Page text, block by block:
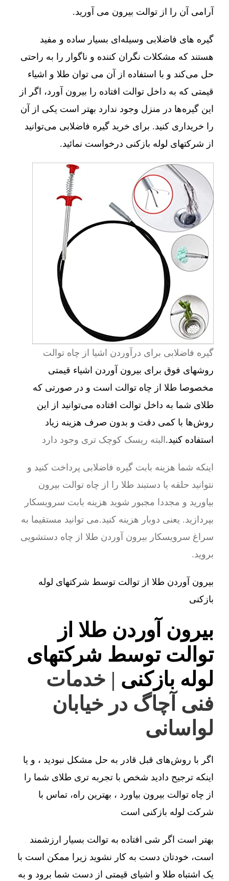
آرامی آن را از توالت بیرون می آورید.
گیره های فاضلابی وسیله‌ای بسیار ساده و مفید
هستند که مشکلات نگران کننده و ناگوار را به راحتی
حل می‌کند و با استفاده از آن می توان طلا و اشیاء
قیمتی که به داخل توالت افتاده را بیرون آورد، اگر از
این گیره‌ها در منزل وجود ندارد بهتر است یکی از آن
را خریداری کنید. برای خرید گیره فاضلابی می‌توانید
از شرکتهای لوله بازکنی درخواست نمائید.
گیره فاضلابی برای درآوردن اشیا از چاه توالت
روشهای فوق برای بیرون آوردن اشیاء قیمتی
مخصوصا طلا از چاه توالت است و در صورتی که
طلای شما به داخل توالت افتاده می‌توانید از این
روش‌ها با کمی دقت و بدون صرف هزینه زیاد
استفاده کنید.البته ریسک کوچک تری وجود دارد
اینکه شما هزینه بابت گیره فاضلابی پرداخت کنید و
نتوانید حلقه یا دستبند طلا را از چاه توالت بیرون
بیاورید و مجددا مجبور شوید هزینه بابت سرویسکار
بپردازید. یعنی دوبار هزینه کنید.می توانید مستقیما به
سراغ سرویسکار بیرون آوردن طلا از چاه دستشویی
بروید.
بیرون آوردن طلا از توالت توسط شرکتهای لوله
بازکنی
بیرون آوردن طلا از
توالت توسط شرکتهای
لوله بازکنی | خدمات
فنی آچاگ در خیابان
لواسانی
اگر با روش‌های قبل قادر به حل مشکل نبودید ، و یا
اینکه ترجیح دادید شخص با تجربه تری طلای شما را
از چاه توالت بیرون بیاورد ، بهترین راه، تماس با
شرکت لوله بازکنی است
بهتر است اگر شی افتاده به توالت بسیار ارزشمند
است، خودتان دست به کار نشوید زیرا ممکن است با
یک اشتباه طلا و اشیای قیمتی از دست شما برود و به